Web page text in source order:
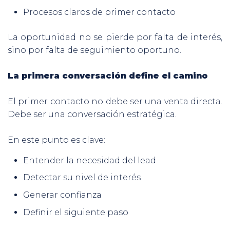
Procesos claros de primer contacto
La oportunidad no se pierde por falta de interés,
sino por falta de seguimiento oportuno.
La primera conversación define el camino
El primer contacto no debe ser una venta directa.
Debe ser una conversación estratégica.
En este punto es clave:
Entender la necesidad del lead
Detectar su nivel de interés
Generar confianza
Definir el siguiente paso